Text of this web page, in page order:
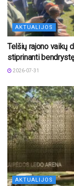
AKTUALIJOS
Telšių rajono vaikų
stiprinanti
2026-07-31
AKTUALIJOS